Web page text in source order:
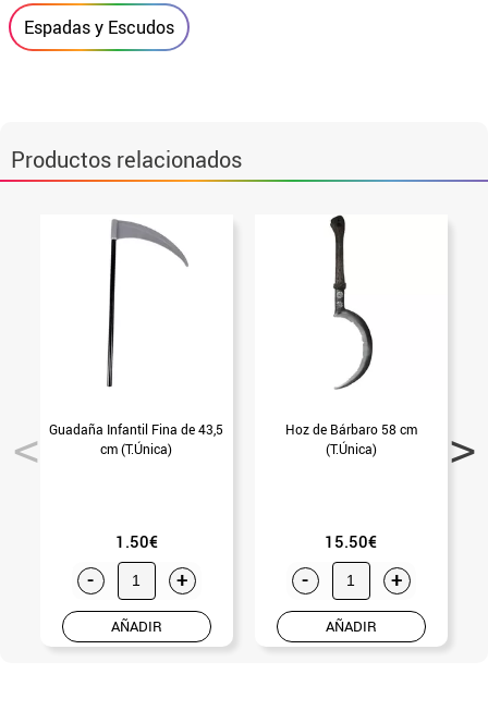
Espadas y Escudos
Productos relacionados
Guadaña Infantil Fina de 43,5
cm (T.Única)
1.50€
- +
AÑADIR
Hoz de Bárbaro 58 cm
(T.Única)
15.50€
- +
AÑADIR